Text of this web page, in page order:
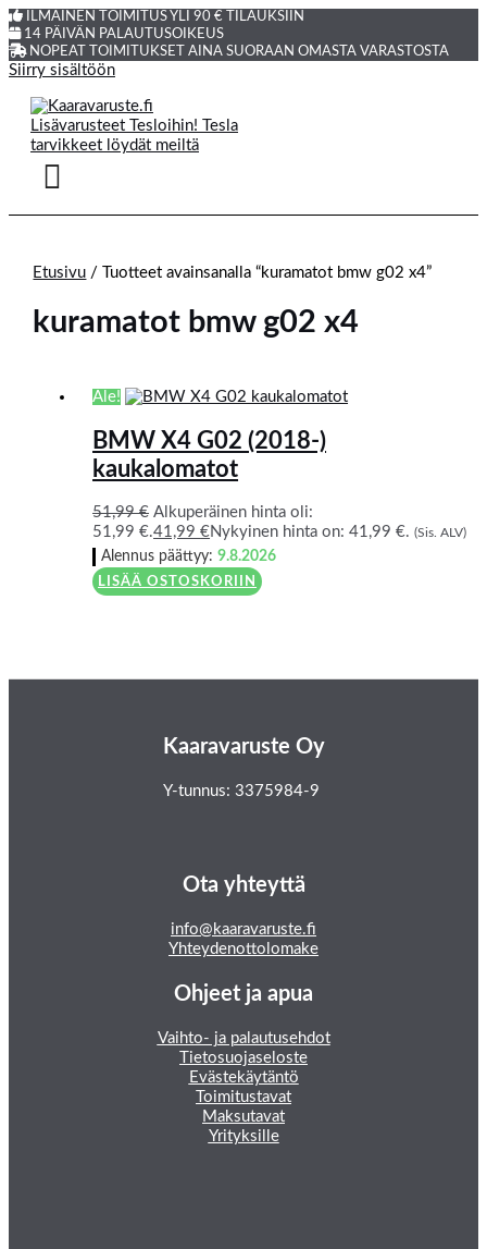
ILMAINEN TOIMITUS YLI 90 € TILAUKSIIN
14 PÄIVÄN PALAUTUSOIKEUS
NOPEAT TOIMITUKSET AINA SUORAAN OMASTA VARASTOSTA
Siirry sisältöön
Etusivu / Tuotteet avainsanalla “kuramatot bmw g02 x4”
kuramatot bmw g02 x4
Ale!
BMW X4 G02 (2018-)
kaukalomatot
51,99€ Alkuperäinen hinta oli:
51,99 €.41,99€Nykyinen hinta on: 41,99 €. (Sis. ALV)
Alennus päättyy:9.8.2026
LISÄÄ OSTOSKORIIN
Kaaravaruste Oy
Y-tunnus: 3375984-9
Ota yhteyttä
info@kaaravaruste.fi
Yhteydenottolomake
Ohjeet ja apua
Vaihto- ja palautusehdot
Tietosuojaseloste
Evästekäytäntö
Toimitustavat
Maksutavat
Yrityksille